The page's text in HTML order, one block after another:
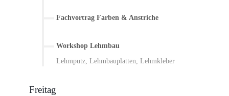
Fachvortrag Farben & Anstriche
Workshop Lehmbau
Lehmputz, Lehmbauplatten, Lehmkleber
Freitag